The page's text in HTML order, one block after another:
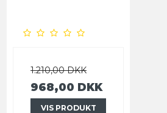
1.210,00 DKK
968,00 DKK
VIS PRODUKT